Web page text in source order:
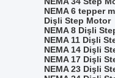
NEMA 6 tepper
Dişli Step Motor
NEMA 8 Dişli
NEMA 11 Dişli
NEMA 14 Dişli
NEMA 17 Dişli
NEMA 23 Dişli